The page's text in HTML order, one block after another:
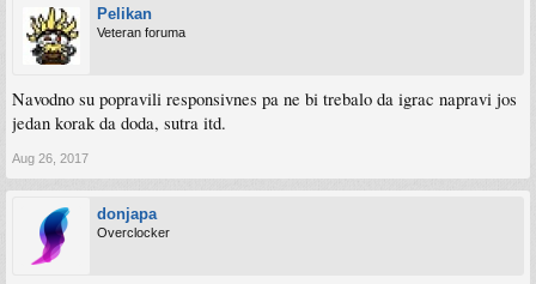
Pelikan
Veteran foruma
Navodno su popravili responsivnes pa ne bi trebalo da igrac napravi jos
jedan korak da doda, sutra itd.
Aug 26, 2017
donjapa
Overclocker